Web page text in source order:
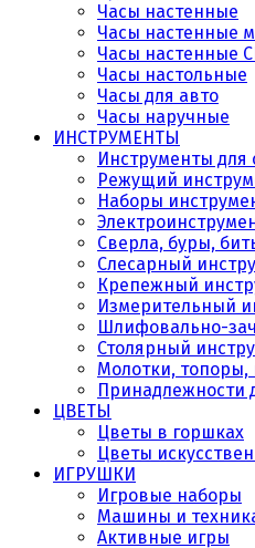
Часы настенные
Часы настенные
Часы настенные
Часы настольные
Часы для авто
Часы наручные
ИНСТРУМЕНТЫ
Инструменты для
Режущий
Наборы
Сверла, буры,
Слесарный
Крепежный
Измерительный
Шлифовально-
Столярный
Молотки, топоры,
Принадлежности
ЦВЕТЫ
Цветы в горшках
Цветы
ИГРУШКИ
Игровые наборы
Машины и
Активные игры